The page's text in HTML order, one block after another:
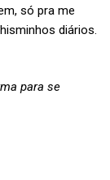
só pra me
diários.
para se